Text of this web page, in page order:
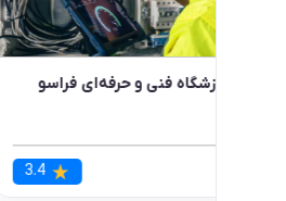
فنی و حرفه‌ای فراسو